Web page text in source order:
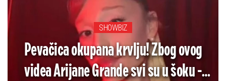
SHOWBIZ
Pevačica okupana krvlju! Zbog ovog
videa Arijane Grande svi su u šoku -